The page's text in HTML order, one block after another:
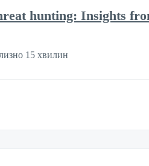
hunting: Insights
15 хвилин